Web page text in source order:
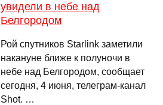
увидели в небе над
Белгородом
Рой спутников Starlink заметили
накануне ближе к полуночи в
небе над Белгородом, сообщает
сегодня, 4 июня, телеграм-канал
Shot. …